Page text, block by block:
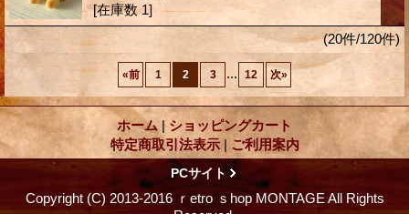
[在庫数 1]
(20件/120件)
«前 1 2 3 ... 12 次»
ホーム | ショッピングカート
特定商取引法表示 | ご利用案内
PCサイト
Copyright (C) 2013-2016 ｒetro ｓhop MONTAGE All Rights